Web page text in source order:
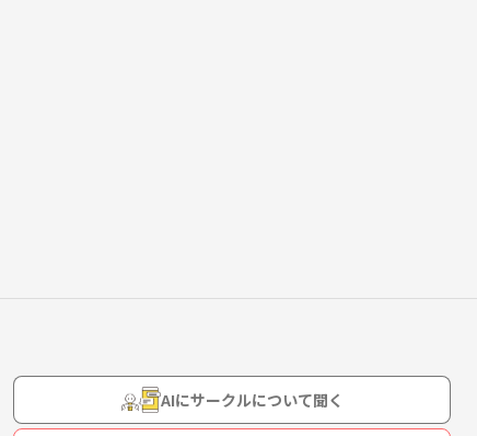
AIにサークルについて聞く